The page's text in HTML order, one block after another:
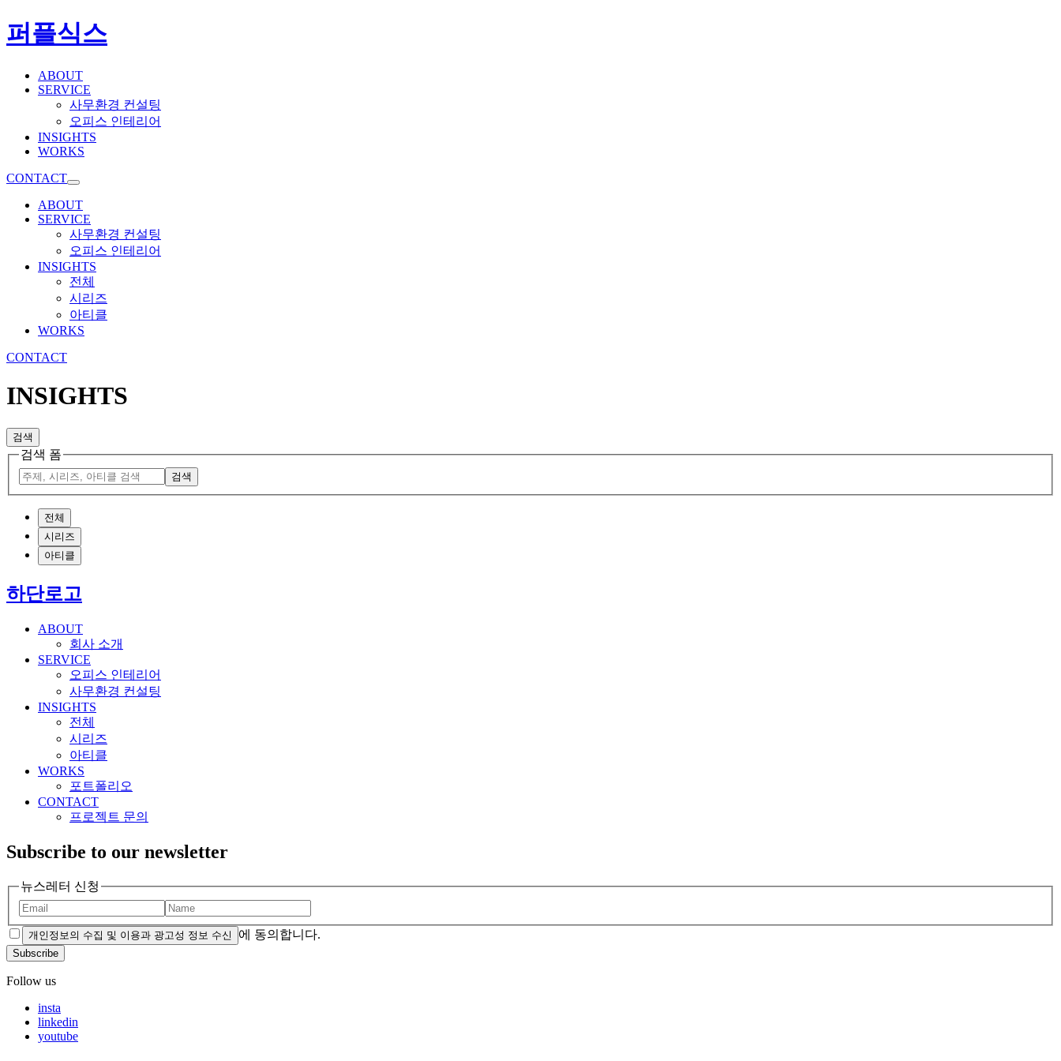
퍼플식스
ABOUT
SERVICE
사무환경 컨설팅
오피스 인테리어
INSIGHTS
WORKS
CONTACT
ABOUT
SERVICE
사무환경 컨설팅
오피스 인테리어
INSIGHTS
전체
시리즈
아티클
WORKS
CONTACT
INSIGHTS
검색
검색 폼
검색
전체
시리즈
아티클
하단로고
ABOUT
회사 소개
SERVICE
오피스 인테리어
사무환경 컨설팅
INSIGHTS
전체
시리즈
아티클
WORKS
포트폴리오
CONTACT
프로젝트 문의
Subscribe to our newsletter
뉴스레터 신청
개인정보의 수집 및 이용과 광고성 정보 수신 에 동의합니다.
Subscribe
Follow us
insta
linkedin
youtube